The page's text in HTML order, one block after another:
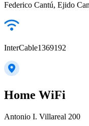
Federico Cantú, Ejido
InterCable1369192
Home WiFi
Antonio I. Villareal 200